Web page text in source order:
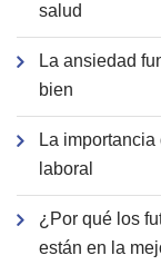
salud
La ansiedad
bien
La
laboral
¿Por qué los
están en la